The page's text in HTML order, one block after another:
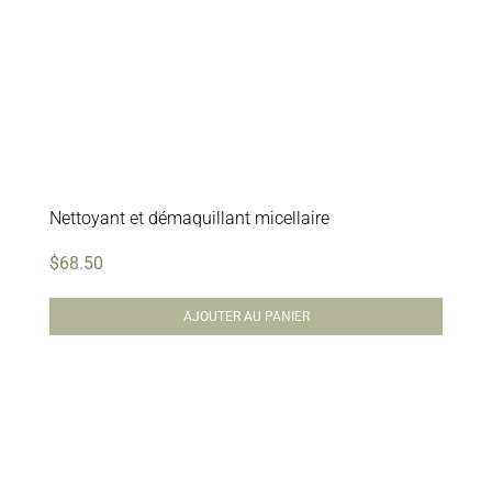
Nettoyant et démaquillant micellaire
$68.50
AJOUTER AU PANIER